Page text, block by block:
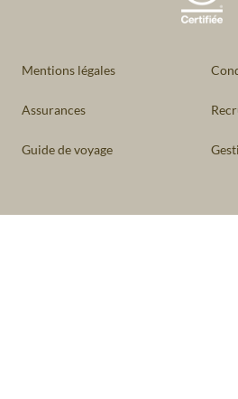
Mentions légales
Assurances
Guide de voyage